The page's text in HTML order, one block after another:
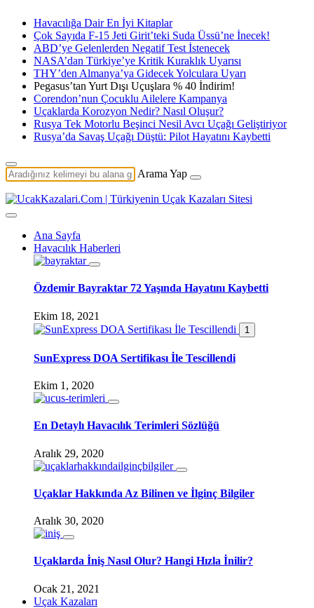
Havacılığa Dair En İyi Kitaplar
Çok Sayıda F-15 Jeti Girit’teki Suda Üssü’ne İnecek!
ABD’ye Gelenlerden Negatif Test İstenecek
NASA’dan Türkiye’ye Kritik Kuraklık Uyarısı
THY’den Almanya’ya Gidecek Yolculara Uyarı
Pegasus’tan Yurt Dışı Uçuşlara % 40 İndirim!
Corendon’nun Çocuklu Ailelere Kampanya
Uçaklarda Korozyon Nedir? Nasıl Oluşur?
Rusya Tek Motorlu Beşinci Nesil Avcı Uçağı Geliştiriyor
Rusya’da Savaş Uçağı Düştü: Pilot Hayatını Kaybetti
Arama Yap
Ana Sayfa
Havacılık Haberleri
Özdemir Bayraktar 72 Yaşında Hayatını Kaybetti
Ekim 18, 2021
1
SunExpress DOA Sertifikası İle Tescillendi
Ekim 1, 2020
En Detaylı Havacılık Terimleri Sözlüğü
Aralık 29, 2020
Uçaklar Hakkında Az Bilinen ve İlginç Bilgiler
Aralık 30, 2020
Uçaklarda İniş Nasıl Olur? Hangi Hızla İnilir?
Ocak 21, 2021
Uçak Kazaları